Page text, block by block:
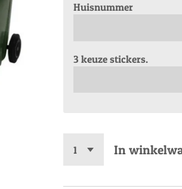
Huisnummer
3 keuze stickers.
In